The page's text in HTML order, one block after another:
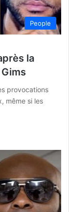
People
la
provocations
même si les